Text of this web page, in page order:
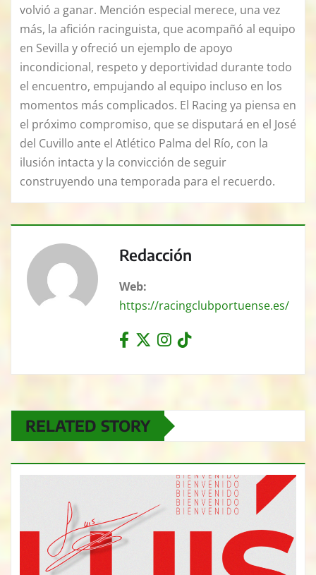
volvió a ganar. Mención especial merece, una vez
más, la afición racinguista, que acompañó al equipo
en Sevilla y ofreció un ejemplo de apoyo
incondicional, respeto y deportividad durante todo
el encuentro, empujando al equipo incluso en los
momentos más complicados. El Racing ya piensa en
el próximo compromiso, que se disputará en el José
del Cuvillo ante el Atlético Palma del Río, con la
ilusión intacta y la convicción de seguir
construyendo una temporada para el recuerdo.
Redacción
Web:
https://racingclubportuense.es/
RELATED STORY